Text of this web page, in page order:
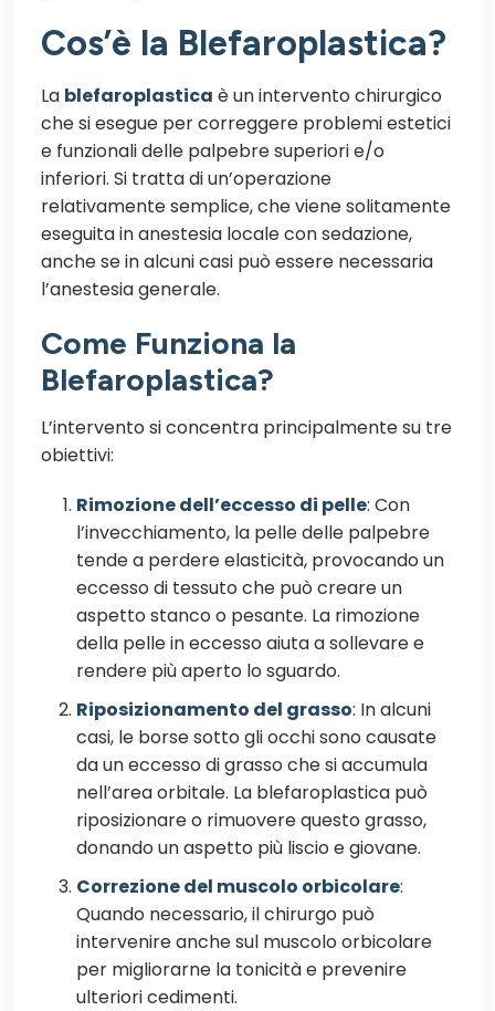
Cos’è la Blefaroplastica?
La blefaroplastica è un intervento chirurgico
che si esegue per correggere problemi estetici
e funzionali delle palpebre superiori e/o
inferiori. Si tratta di un’operazione
relativamente semplice, che viene solitamente
eseguita in anestesia locale con sedazione,
anche se in alcuni casi può essere necessaria
l’anestesia generale.
Come Funziona la
Blefaroplastica?
L’intervento si concentra principalmente su tre
obiettivi:
Rimozione dell’eccesso di pelle: Con
l’invecchiamento, la pelle delle palpebre
tende a perdere elasticità, provocando un
eccesso di tessuto che può creare un
aspetto stanco o pesante. La rimozione
della pelle in eccesso aiuta a sollevare e
rendere più aperto lo sguardo.
Riposizionamento del grasso: In alcuni
casi, le borse sotto gli occhi sono causate
da un eccesso di grasso che si accumula
nell’area orbitale. La blefaroplastica può
riposizionare o rimuovere questo grasso,
donando un aspetto più liscio e giovane.
Correzione del muscolo orbicolare:
Quando necessario, il chirurgo può
intervenire anche sul muscolo orbicolare
per migliorarne la tonicità e prevenire
ulteriori cedimenti.